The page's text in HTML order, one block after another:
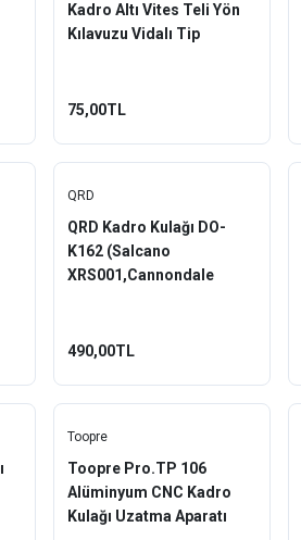
Kadro Altı Vites Teli Yön
Kılavuzu Vidalı Tip
75,00TL
QRD
QRD Kadro Kulağı DO-
K162 (Salcano
XRS001,Cannondale
490,00TL
Toopre
Toopre Pro.TP 106
Alüminyum CNC Kadro
Kulağı Uzatma Aparatı